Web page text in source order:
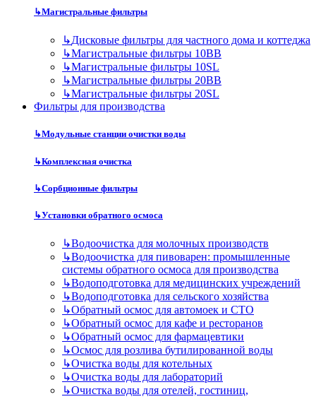
↳Магистральные фильтры
↳Дисковые фильтры для частного дома и коттеджа
↳Магистральные фильтры 10BB
↳Магистральные фильтры 10SL
↳Магистральные фильтры 20BB
↳Магистральные фильтры 20SL
Фильтры для производства
↳Модульные станции очистки воды
↳Комплексная очистка
↳Сорбционные фильтры
↳Установки обратного осмоса
↳Водоочистка для молочных производств
↳Водоочистка для пивоварен: промышленные
системы обратного осмоса для производства
↳Водоподготовка для медицинских учреждений
↳Водоподготовка для сельского хозяйства
↳Обратный осмос для автомоек и СТО
↳Обратный осмос для кафе и ресторанов
↳Обратный осмос для фармацевтики
↳Осмос для розлива бутилированной воды
↳Очистка воды для котельных
↳Очистка воды для лабораторий
↳Очистка воды для отелей, гостиниц,